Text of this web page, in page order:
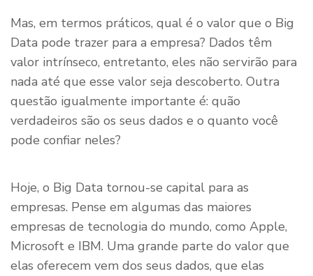
Mas, em termos práticos, qual é o valor que o Big
Data pode trazer para a empresa? Dados têm
valor intrínseco, entretanto, eles não servirão para
nada até que esse valor seja descoberto. Outra
questão igualmente importante é: quão
verdadeiros são os seus dados e o quanto você
pode confiar neles?
Hoje, o Big Data tornou-se capital para as
empresas. Pense em algumas das maiores
empresas de tecnologia do mundo, como Apple,
Microsoft e IBM. Uma grande parte do valor que
elas oferecem vem dos seus dados, que elas